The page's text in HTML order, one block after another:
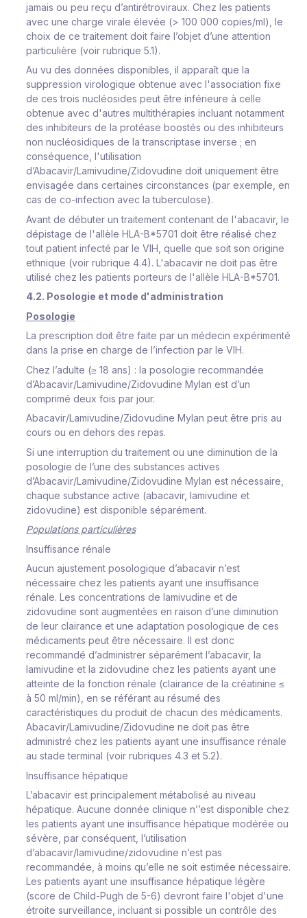
jamais ou peu reçu d’antirétroviraux. Chez les patients
avec une charge virale élevée (> 100 000 copies/ml), le
choix de ce traitement doit faire l’objet d’une attention
particulière (voir rubrique 5.1).
Au vu des données disponibles, il apparaît que la
suppression virologique obtenue avec l'association fixe
de ces trois nucléosides peut être inférieure à celle
obtenue avec d'autres multithérapies incluant notamment
des inhibiteurs de la protéase boostés ou des inhibiteurs
non nucléosidiques de la transcriptase inverse ; en
conséquence, l'utilisation
d’Abacavir/Lamivudine/Zidovudine doit uniquement être
envisagée dans certaines circonstances (par exemple, en
cas de co-infection avec la tuberculose).
Avant de débuter un traitement contenant de l'abacavir, le
dépistage de l'allèle HLA-B*5701 doit être réalisé chez
tout patient infecté par le VIH, quelle que soit son origine
ethnique (voir rubrique 4.4). L'abacavir ne doit pas être
utilisé chez les patients porteurs de l'allèle HLA-B*5701.
4.2. Posologie et mode d'administration
Posologie
La prescription doit être faite par un médecin expérimenté
dans la prise en charge de l’infection par le VIH.
Chez l’adulte (≥ 18 ans) : la posologie recommandée
d’Abacavir/Lamivudine/Zidovudine Mylan est d’un
comprimé deux fois par jour.
Abacavir/Lamivudine/Zidovudine Mylan peut être pris au
cours ou en dehors des repas.
Si une interruption du traitement ou une diminution de la
posologie de l’une des substances actives
d’Abacavir/Lamivudine/Zidovudine Mylan est nécessaire,
chaque substance active (abacavir, lamivudine et
zidovudine) est disponible séparément.
Populations particulières
Insuffisance rénale
Aucun ajustement posologique d’abacavir n’est
nécessaire chez les patients ayant une insuffisance
rénale. Les concentrations de lamivudine et de
zidovudine sont augmentées en raison d’une diminution
de leur clairance et une adaptation posologique de ces
médicaments peut être nécessaire. Il est donc
recommandé d’administrer séparément l’abacavir, la
lamivudine et la zidovudine chez les patients ayant une
atteinte de la fonction rénale (clairance de la créatinine ≤
à 50 ml/min), en se référant au résumé des
caractéristiques du produit de chacun des médicaments.
Abacavir/Lamivudine/Zidovudine ne doit pas être
administré chez les patients ayant une insuffisance rénale
au stade terminal (voir rubriques 4.3 et 5.2).
Insuffisance hépatique
L’abacavir est principalement métabolisé au niveau
hépatique. Aucune donnée clinique n’’est disponible chez
les patients ayant une insuffisance hépatique modérée ou
sévère, par conséquent, l’utilisation
d’abacavir/lamivudine/zidovudine n’est pas
recommandée, à moins qu’elle ne soit estimée nécessaire.
Les patients ayant une insuffisance hépatique légère
(score de Child-Pugh de 5-6) devront faire l'objet d'une
étroite surveillance, incluant si possible un contrôle des